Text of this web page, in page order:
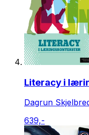
Literacy i
Dagrun
639,-